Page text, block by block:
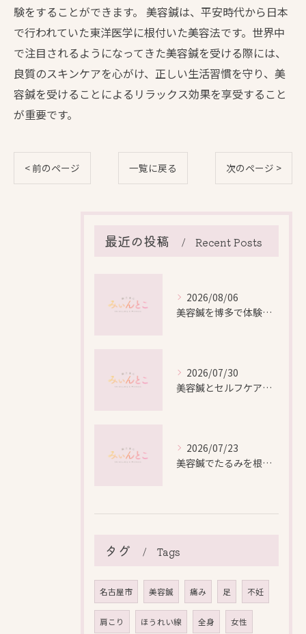
験をすることができます。 美容鍼は、平安時代から日本
で行われていた東洋医学に根付いた美容法です。世界中
で注目されるようになってきた美容鍼を受ける際には、
良質のスキンケアを心がけ、正しい生活習慣を守り、美
容鍼を受けることによるリラックス効果を享受すること
が重要です。
< 前のページ 一覧に戻る 次のページ >
最近の投稿 Recent Posts
2026/08/06
美容鍼を博多で体験する際の効果や安全性と料金比較徹底ガイド
2026/07/30
美容鍼とセルフケアで叶える愛知県名古屋市北区米が瀬町の新しい美しさ
2026/07/23
美容鍼でたるみを根本から改善し自然なリフトアップを叶える方法
タグ Tags
名古屋市 美容鍼 痛み 足 不妊
肩こり ほうれい線 全身 女性